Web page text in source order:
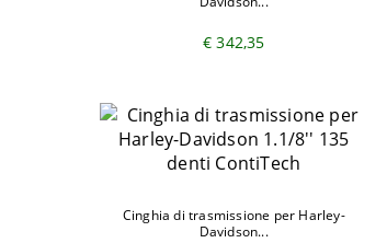
€ 342,35
Cinghia di trasmissione per Harley-
Davidson...